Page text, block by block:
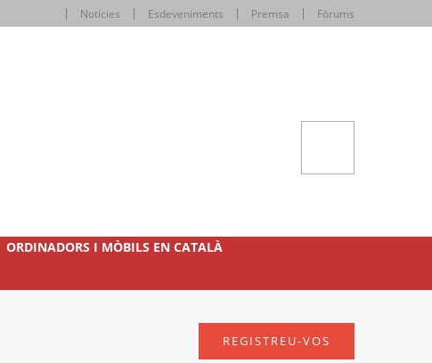
Notícies Esdeveniments Premsa Fòrums
ORDINADORS I MÒBILS EN CATALÀ
REGISTREU-VOS